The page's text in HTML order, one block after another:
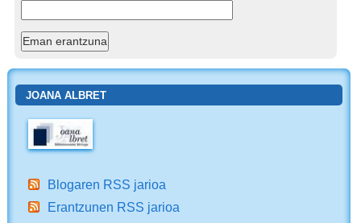
JOANA ALBRET
Blogaren RSS jarioa
Erantzunen RSS jarioa